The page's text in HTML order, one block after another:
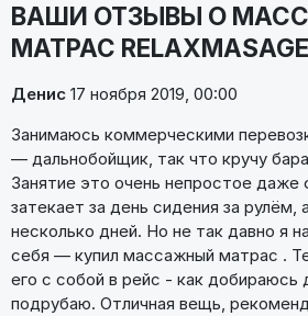
ВАШИ ОТЗЫВЫ О
МАТРАС RELAXMASAGE
Денис 17 ноября 2019, 00:00
Занимаюсь коммерческими
— дальнобойщик, так что кручу
Занятие это очень непростое даже
затекает за день сидения за рулём,
несколько дней. Но не так давно я
себя — купил массажный матрас .
его с собой в рейс - как добираюсь
подрубаю. Отличная вещь,